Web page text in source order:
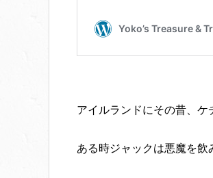
アイルランドにその昔、ケ
ある時ジャックは悪魔を飲